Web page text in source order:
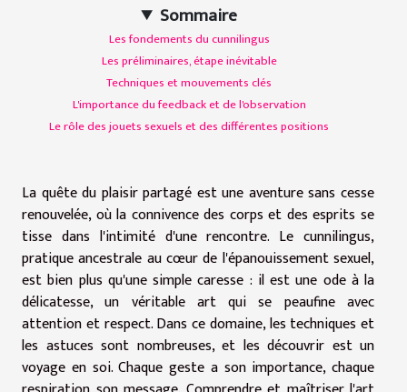
Sommaire
Les fondements du cunnilingus
Les préliminaires, étape inévitable
Techniques et mouvements clés
L'importance du feedback et de l'observation
Le rôle des jouets sexuels et des différentes positions
La quête du plaisir partagé est une aventure sans cesse
renouvelée, où la connivence des corps et des esprits se
tisse dans l'intimité d'une rencontre. Le cunnilingus,
pratique ancestrale au cœur de l'épanouissement sexuel,
est bien plus qu'une simple caresse : il est une ode à la
délicatesse, un véritable art qui se peaufine avec
attention et respect. Dans ce domaine, les techniques et
les astuces sont nombreuses, et les découvrir est un
voyage en soi. Chaque geste a son importance, chaque